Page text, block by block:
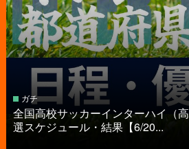
ガチ
全国高校サッカーインターハイ（
選スケジュール・結果【6/20...